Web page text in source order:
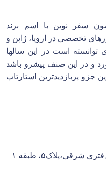
سفر نوین با اسم برند
سابقه تورهای تخصصی در اروپا، ژاپن و
توانسته است در این سالها
و در این صنف پیشرو باشد
پربازدیدترین استارتاپ
شرقی،پلاک۵، طبقه ۱